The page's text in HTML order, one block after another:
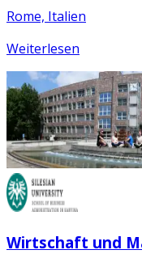
Rome, Italien
Weiterlesen
Wirtschaft und